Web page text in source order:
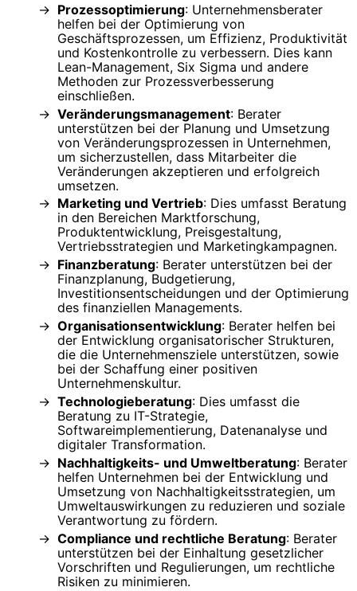
Prozessoptimierung: Unternehmensberater
helfen bei der Optimierung von
Geschäftsprozessen, um Effizienz, Produktivität
und Kostenkontrolle zu verbessern. Dies kann
Lean-Management, Six Sigma und andere
Methoden zur Prozessverbesserung
einschließen.
Veränderungsmanagement: Berater
unterstützen bei der Planung und Umsetzung
von Veränderungsprozessen in Unternehmen,
um sicherzustellen, dass Mitarbeiter die
Veränderungen akzeptieren und erfolgreich
umsetzen.
Marketing und Vertrieb: Dies umfasst Beratung
in den Bereichen Marktforschung,
Produktentwicklung, Preisgestaltung,
Vertriebsstrategien und Marketingkampagnen.
Finanzberatung: Berater unterstützen bei der
Finanzplanung, Budgetierung,
Investitionsentscheidungen und der Optimierung
des finanziellen Managements.
Organisationsentwicklung: Berater helfen bei
der Entwicklung organisatorischer Strukturen,
die die Unternehmensziele unterstützen, sowie
bei der Schaffung einer positiven
Unternehmenskultur.
Technologieberatung: Dies umfasst die
Beratung zu IT-Strategie,
Softwareimplementierung, Datenanalyse und
digitaler Transformation.
Nachhaltigkeits- und Umweltberatung: Berater
helfen Unternehmen bei der Entwicklung und
Umsetzung von Nachhaltigkeitsstrategien, um
Umweltauswirkungen zu reduzieren und soziale
Verantwortung zu fördern.
Compliance und rechtliche Beratung: Berater
unterstützen bei der Einhaltung gesetzlicher
Vorschriften und Regulierungen, um rechtliche
Risiken zu minimieren.